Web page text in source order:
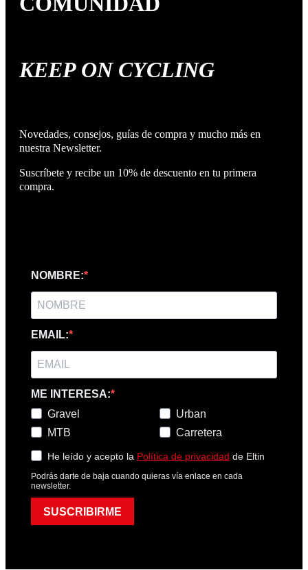
KEEP ON CYCLING
Novedades, consejos, guías de compra y mucho más en
nuestra Newsletter.
Suscríbete y recibe un 10% de descuento en tu primera
compra.
NOMBRE:
EMAIL:
ME INTERESA:
Gravel
MTB
Urban
Carretera
He leído y acepto la Política de privacidad de Eltin
Podrás darte de baja cuando quieras vía enlace en cada
newsletter.
SUSCRIBIRME